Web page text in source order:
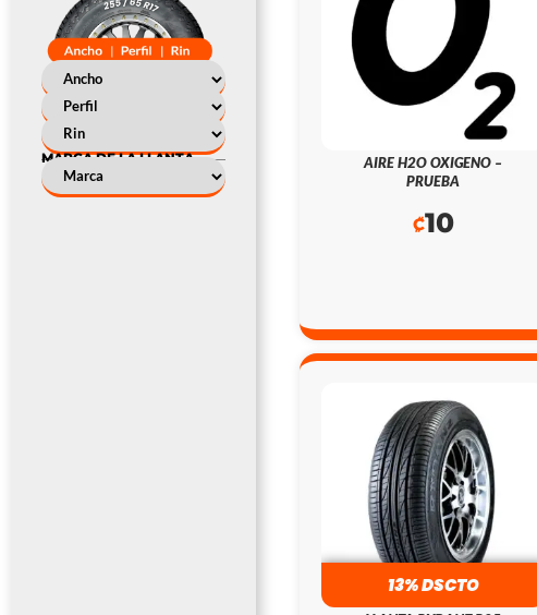
MARCA DE LA LLANTA
AIRE H2O OXIGENO –
PRUEBA
₡10
13% DSCTO